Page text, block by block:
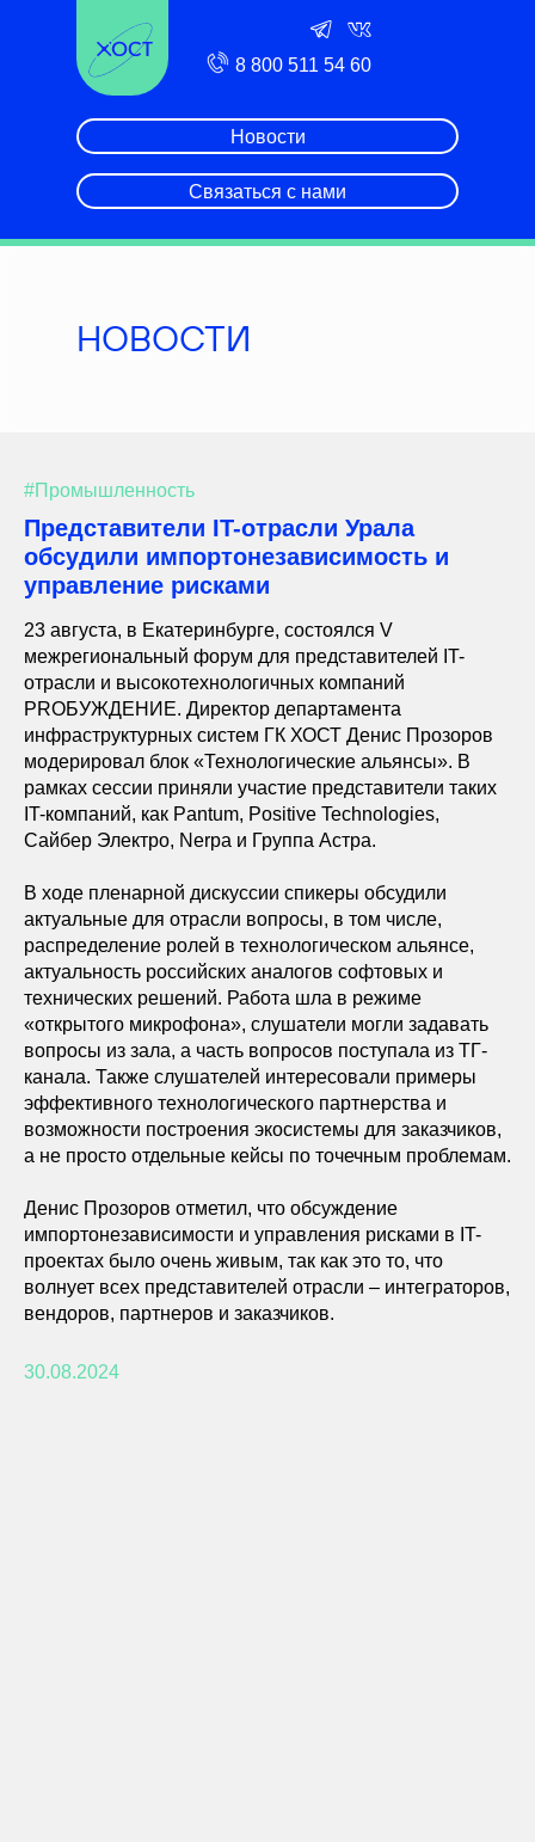
Связаться с нами
Новости
8 800 511 54 60
НОВОСТИ
#Промышленность
Представители IT-отрасли Урала
обсудили импортонезависимость и
управление рисками
23 августа, в Екатеринбурге, состоялся V
межрегиональный форум для представителей IT-
отрасли и высокотехнологичных компаний
PROБУЖДЕНИЕ. Директор департамента
инфраструктурных систем ГК ХОСТ Денис Прозоров
модерировал блок «Технологические альянсы». В
рамках сессии приняли участие представители таких
IT-компаний, как Pantum, Positive Technologies,
Сайбер Электро, Nerpa и Группа Астра.
В ходе пленарной дискуссии спикеры обсудили
актуальные для отрасли вопросы, в том числе,
распределение ролей в технологическом альянсе,
актуальность российских аналогов софтовых и
технических решений. Работа шла в режиме
«открытого микрофона», слушатели могли задавать
вопросы из зала, а часть вопросов поступала из ТГ-
канала. Также слушателей интересовали примеры
эффективного технологического партнерства и
возможности построения экосистемы для заказчиков,
а не просто отдельные кейсы по точечным проблемам.
Денис Прозоров отметил, что обсуждение
импортонезависимости и управления рисками в IT-
проектах было очень живым, так как это то, что
волнует всех представителей отрасли – интеграторов,
вендоров, партнеров и заказчиков.
30.08.2024